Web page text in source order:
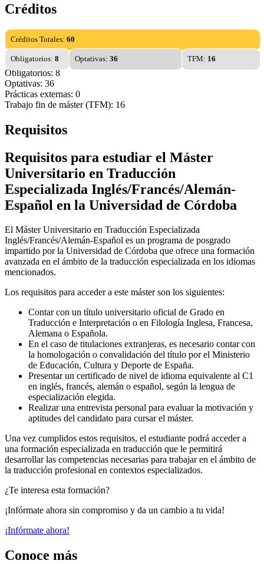
Créditos
Créditos Totales: 60
Obligatorios: 8 Optativas:36 TFM: 16
Obligatorios: 8
Optativas: 36
Prácticas externas: 0
Trabajo fin de máster (TFM): 16
Requisitos
Requisitos para estudiar el Máster
Universitario en Traducción
Especializada Inglés/Francés/Alemán-
Español en la Universidad de Córdoba
El Máster Universitario en Traducción Especializada
Inglés/Francés/Alemán-Español es un programa de posgrado
impartido por la Universidad de Córdoba que ofrece una formación
avanzada en el ámbito de la traducción especializada en los idiomas
mencionados.
Los requisitos para acceder a este máster son los siguientes:
Contar con un título universitario oficial de Grado en
Traducción e Interpretación o en Filología Inglesa, Francesa,
Alemana o Española.
En el caso de titulaciones extranjeras, es necesario contar con
la homologación o convalidación del título por el Ministerio
de Educación, Cultura y Deporte de España.
Presentar un certificado de nivel de idioma equivalente al C1
en inglés, francés, alemán o español, según la lengua de
especialización elegida.
Realizar una entrevista personal para evaluar la motivación y
aptitudes del candidato para cursar el máster.
Una vez cumplidos estos requisitos, el estudiante podrá acceder a
una formación especializada en traducción que le permitirá
desarrollar las competencias necesarias para trabajar en el ámbito de
la traducción profesional en contextos especializados.
¿Te interesa esta formación?
¡Infórmate ahora sin compromiso y da un cambio a tu vida!
¡Infórmate ahora!
Conoce más